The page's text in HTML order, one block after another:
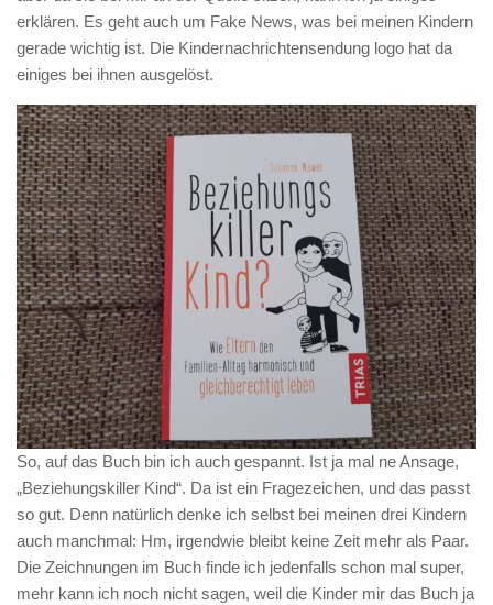
erklären. Es geht auch um Fake News, was bei meinen Kindern
gerade wichtig ist. Die Kindernachrichtensendung logo hat da
einiges bei ihnen ausgelöst.
So, auf das Buch bin ich auch gespannt. Ist ja mal ne Ansage,
„Beziehungskiller Kind“. Da ist ein Fragezeichen, und das passt
so gut. Denn natürlich denke ich selbst bei meinen drei Kindern
auch manchmal: Hm, irgendwie bleibt keine Zeit mehr als Paar.
Die Zeichnungen im Buch finde ich jedenfalls schon mal super,
mehr kann ich noch nicht sagen, weil die Kinder mir das Buch ja